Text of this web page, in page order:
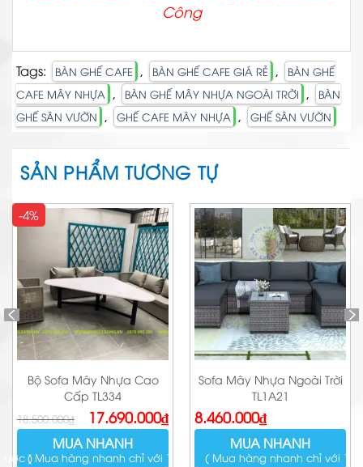
Công
Tags: BÀN GHẾ CAFE , BÀN GHẾ CAFE GIÁ RẺ ,
BÀN GHẾ
CAFE MÂY NHỰA
, BÀN GHẾ MÂY NHỰA NGOÀI TRỜI ,
BÀN
GHẾ SÂN VƯỜN
, GHẾ CAFE MÂY NHỰA , GHẾ SÂN VƯỜN
SẢN PHẨM TƯƠNG TỰ
-4%
Bộ Sofa Mây Nhựa Cao
Cấp TL334
18.500.000₫
Giá
gốc
là:
18.500.000₫.
17.690.000₫
Giá
hiện
tại
17.690.000₫.
MUA NHANH
( Mua hàng nhanh chỉ với 1 bước )
Sofa Mây Nhựa Ngoài Trời
TL1A21
8.460.000₫
MUA NHANH
( Mua hàng nhanh chỉ với 1
)